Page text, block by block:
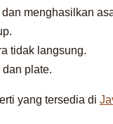
menghasilkan
tidak langsung.
dan plate.
yang tersedia di